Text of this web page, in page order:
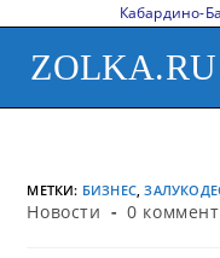
Кабардино-
ZOLKA.RU
МЕТКИ: БИЗНЕС,
Новости 0